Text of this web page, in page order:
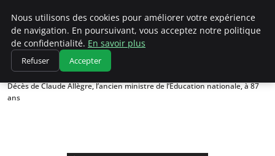
Climatedebtagents
Accueil
Éducation au changement climatique
Décès de Claude Allègre, l’ancien ministre de l’Éducation nationale, à 87
ans
Nous utilisons des cookies pour améliorer votre expérience
de navigation. En poursuivant, vous acceptez notre politique
de confidentialité. En savoir plus
Refuser Accepter